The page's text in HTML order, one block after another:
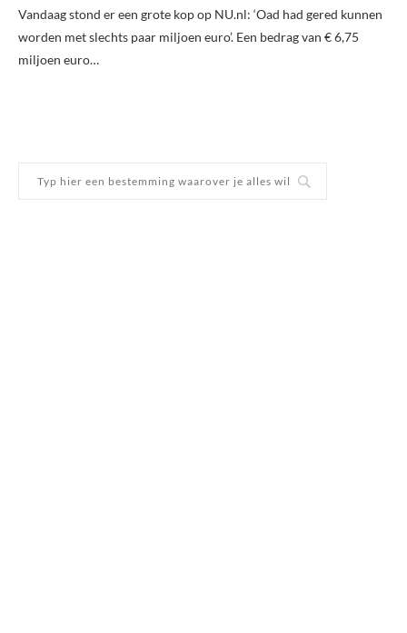
Vandaag stond er een grote kop op NU.nl: ‘Oad had gered kunnen
worden met slechts paar miljoen euro’. Een bedrag van € 6,75
miljoen euro…